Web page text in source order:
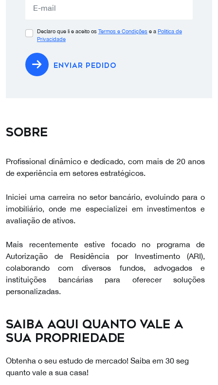
Declaro que li e aceito os Termos e Condições e a Política de
Privacidade
ENVIAR PEDIDO
Sobre
Profissional dinâmico e dedicado, com mais de 20 anos
de experiência em setores estratégicos.
Iniciei uma carreira no setor bancário, evoluindo para o
imobiliário, onde me especializei em investimentos e
avaliação de ativos.
Mais recentemente estive focado no programa de
Autorização de Residência por Investimento (ARI),
colaborando com diversos fundos, advogados e
instituições bancárias para oferecer soluções
personalizadas.
compromisso com a excelência, o profissionalismo e a
procura contínua por um serviço personalizado.
Saiba aqui quanto vale a
sua propriedade
Obtenha o seu estudo de mercado! Saiba em 30 seg
quanto vale a sua casa!